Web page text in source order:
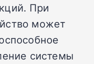
При
может
системы